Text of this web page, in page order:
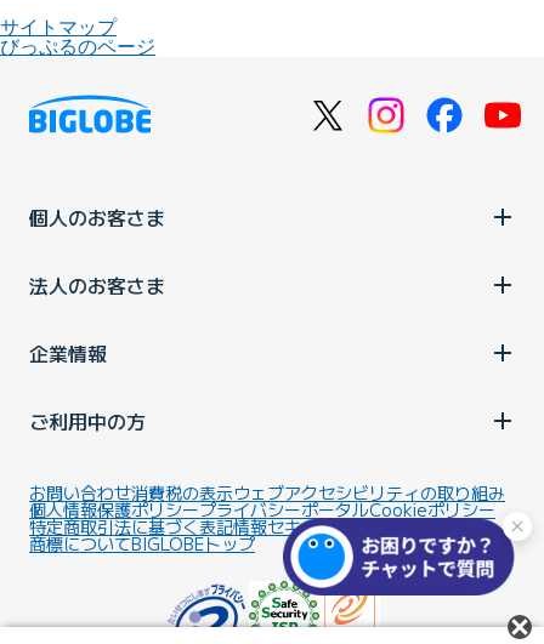
サイトマップ
びっぷるのページ
個人のお客さま
法人のお客さま
企業情報
ご利用中の方
お問い合わせ消費税の表示ウェブアクセシビリティの取り組み
個人情報保護ポリシープライバシーポータルCookieポリシー
特定商取引法に基づく表記情報セキュリティ基本方針
商標についてBIGLOBEトップ